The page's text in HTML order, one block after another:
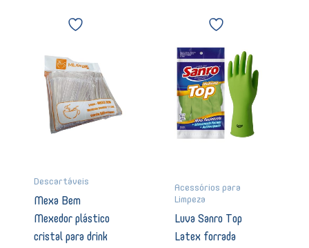
01070
quantidade
Descartáveis
Mexa Bem
Mexedor plástico
cristal para drink
Bem
plástico
cristal
para
drink
pacote
com
quantidade
Acessórios para
Limpeza
Luva Sanro Top
Latex forrada
Sanro
Latex
forrada
verde
sem
amido
media
00981